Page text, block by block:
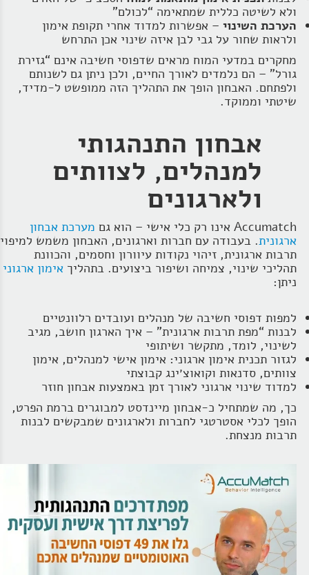
ולא לשיטה כללית שמתאימה “לכולם”
הערכת השינוי – אפשרות למדוד אחרי תקופת אימון
ולראות שחור על גבי לבן איזה שינוי אכן התרחש
מחקרים במדעי המוח מראים שדפוסי חשיבה אינם “גזירת
גורל” – הם נלמדים לאורך החיים, ולכן ניתן גם לשנותם
ולפתחם. האבחון הופך את התהליך הזה ממופשט ל‑מדיד,
שיטתי וממוקד.
אבחון התנהגותי
למנהלים, לצוותים
ולארגונים
Accumatch אינו רק כלי אישי – הוא גם
מערכת אבחון
ארגונית. בעבודה עם חברות וארגונים, האבחון משמש למיפוי
תרבות ארגונית, זיהוי נקודות עיוורון וחסמים, והכוונת
תהליכי שינוי, צמיחה ושיפור ביצועים. בתהליך אימון ארגוני
ניתן:
למפות דפוסי חשיבה של מנהלים ועובדים רלוונטיים
לבנות “מפת תרבות ארגונית” – איך הארגון חושב, מגיב
לשינוי, לומד, מתקשר ושיתופי
לגזור תכנית אימון ארגוני: אימון אישי למנהלים, אימון
צוותים, סדנאות וקואוצ׳ינג קבוצתי
למדוד שינוי ארגוני לאורך זמן באמצעות אבחון חוזר
כך, מה שמתחיל כ‑אבחון מיינדסט למבוגרים ברמת הפרט,
הופך לכלי אסטרטגי לחברות ולארגונים שמבקשים לבנות
תרבות מנצחת.